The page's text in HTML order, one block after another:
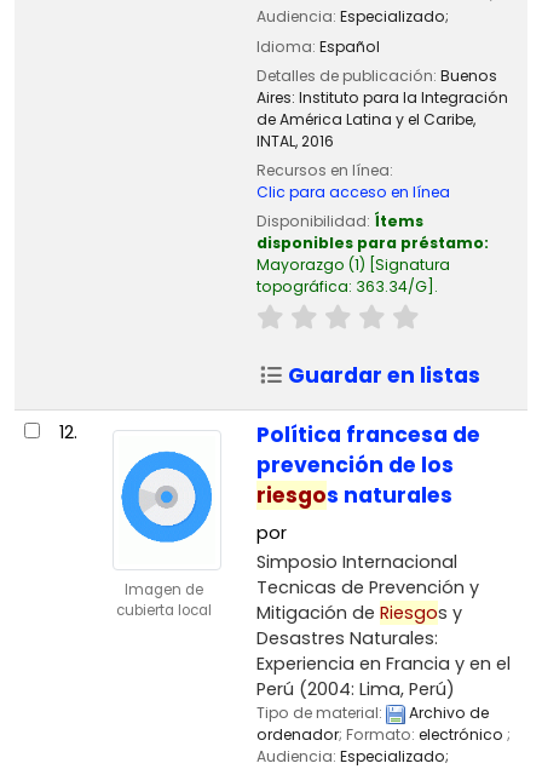
Audiencia: Especializado;
Idioma: Español
Detalles de publicación: Buenos
Aires: Instituto para la Integración
de América Latina y el Caribe,
INTAL,2016
Recursos en línea:
Clic para acceso en línea
Disponibilidad: Ítems
disponibles para préstamo:
Mayorazgo (1) Signatura
topográfica: 363.34/G .
Guardar en listas
12.
Imagen de
cubierta local
Política francesa de
prevención de los
riesgos naturales
por
Simposio Internacional
Tecnicas de Prevención y
Mitigación de Riesgos y
Desastres Naturales:
Experiencia en Francia y en el
Perú (2004: Lima, Perú)
Tipo de material:
Archivo de
ordenador; Formato: electrónico ;
Audiencia: Especializado;